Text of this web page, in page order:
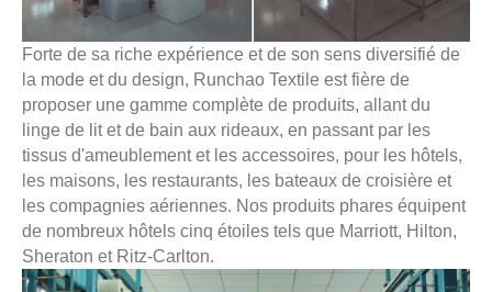
Forte de sa riche expérience et de son sens diversifié de
la mode et du design, Runchao Textile est fière de
proposer une gamme complète de produits, allant du
linge de lit et de bain aux rideaux, en passant par les
tissus d'ameublement et les accessoires, pour les hôtels,
les maisons, les restaurants, les bateaux de croisière et
les compagnies aériennes. Nos produits phares équipent
de nombreux hôtels cinq étoiles tels que Marriott, Hilton,
Sheraton et Ritz-Carlton.